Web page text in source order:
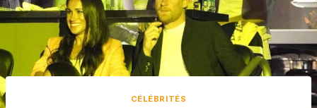
CÉLÉBRITÉS